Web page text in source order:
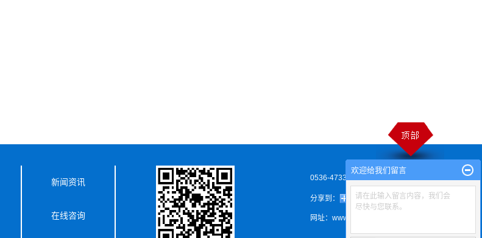
新闻资讯
在线咨询
0536-4733538
分享到：
网址：www.htboligang.com
欢迎给我们留言
请在此输入留言内容，我们会
尽快与您联系。